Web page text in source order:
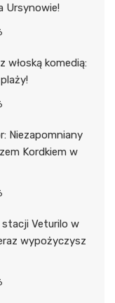
Ursynowie!
włoską komedią:
Niezapomniany
Kordkiem w
stacji Veturilo w
wypożyczysz